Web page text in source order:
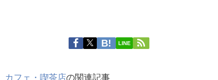
LINE
カフェ・喫茶店の関連記事